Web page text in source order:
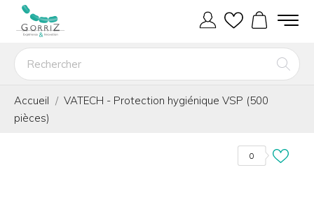
Accueil
VATECH - Protection hygiénique VSP (500
pièces)
0